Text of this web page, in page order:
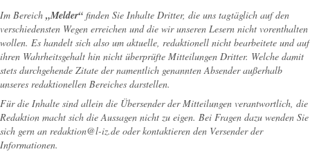
Im Bereich „Melder“ finden Sie Inhalte Dritter, die uns tagtäglich auf den
verschiedensten Wegen erreichen und die wir unseren Lesern nicht vorenthalten
wollen. Es handelt sich also um aktuelle, redaktionell nicht bearbeitete und auf
ihren Wahrheitsgehalt hin nicht überprüfte Mitteilungen Dritter. Welche damit
stets durchgehende Zitate der namentlich genannten Absender außerhalb
unseres redaktionellen Bereiches darstellen.
Für die Inhalte sind allein die Übersender der Mitteilungen verantwortlich, die
Redaktion macht sich die Aussagen nicht zu eigen. Bei Fragen dazu wenden Sie
sich gern an redaktion@l-iz.de oder kontaktieren den Versender der
Informationen.